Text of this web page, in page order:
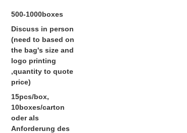
500-1000boxes
Discuss in person
(need to based on
the bag's size and
logo printing
,quantity to quote
price)
15pcs/box,
10boxes/carton
oder als
Anforderung des